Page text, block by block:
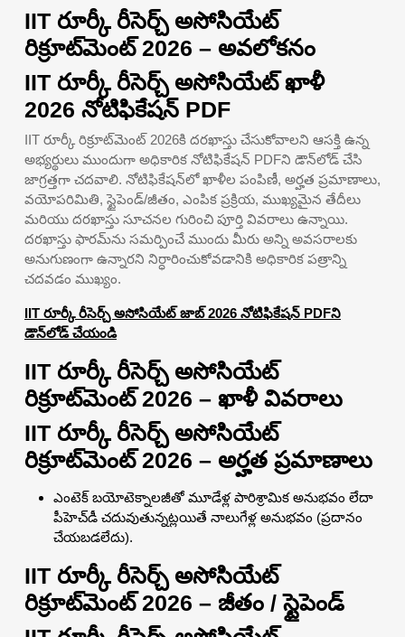
IIT రూర్కీ రీసెర్చ్ అసోసియేట్
రిక్రూట్‌మెంట్ 2026 – అవలోకనం
IIT రూర్కీ రీసెర్చ్ అసోసియేట్ ఖాళీ
2026 నోటిఫికేషన్ PDF
IIT రూర్కీ రిక్రూట్‌మెంట్ 2026కి దరఖాస్తు చేసుకోవాలని ఆసక్తి ఉన్న
అభ్యర్థులు ముందుగా అధికారిక నోటిఫికేషన్ PDFని డౌన్‌లోడ్ చేసి
జాగ్రత్తగా చదవాలి. నోటిఫికేషన్‌లో ఖాళీల పంపిణీ, అర్హత ప్రమాణాలు,
వయోపరిమితి, స్టైపెండ్/జీతం, ఎంపిక ప్రక్రియ, ముఖ్యమైన తేదీలు
మరియు దరఖాస్తు సూచనల గురించి పూర్తి వివరాలు ఉన్నాయి.
దరఖాస్తు ఫారమ్‌ను సమర్పించే ముందు మీరు అన్ని అవసరాలకు
అనుగుణంగా ఉన్నారని నిర్ధారించుకోవడానికి అధికారిక పత్రాన్ని
చదవడం ముఖ్యం.
IIT రూర్కీ రీసెర్చ్ అసోసియేట్ జాబ్ 2026 నోటిఫికేషన్ PDFని
డౌన్‌లోడ్ చేయండి
IIT రూర్కీ రీసెర్చ్ అసోసియేట్
రిక్రూట్‌మెంట్ 2026 – ఖాళీ వివరాలు
IIT రూర్కీ రీసెర్చ్ అసోసియేట్
రిక్రూట్‌మెంట్ 2026 – అర్హత ప్రమాణాలు
ఎంటెక్ బయోటెక్నాలజీతో మూడేళ్ల పారిశ్రామిక అనుభవం లేదా
పీహెచ్‌డీ చదువుతున్నట్లయితే నాలుగేళ్ల అనుభవం (ప్రదానం
చేయబడలేదు).
IIT రూర్కీ రీసెర్చ్ అసోసియేట్
రిక్రూట్‌మెంట్ 2026 – జీతం / స్టైపెండ్